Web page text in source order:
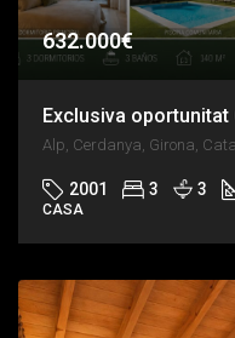
632.000€
Exclusiva oportunitat
Alp, Cerdanya, Girona,
2001 3 3
CASA